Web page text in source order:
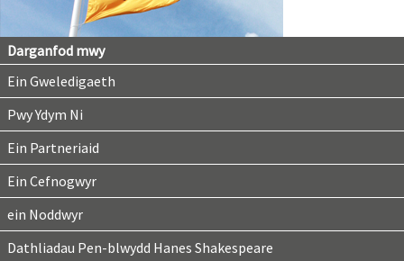
Darganfod mwy
Ein Gweledigaeth
Pwy Ydym Ni
Ein Partneriaid
Ein Cefnogwyr
ein Noddwyr
Dathliadau Pen-blwydd Hanes Shakespeare